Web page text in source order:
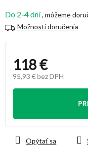
Do 2-4 dní
Možnosti doručenia
118 €
95,93 € bez DPH
Jednotková
Opýtať sa